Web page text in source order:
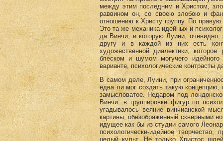
между этим последним и Христом,
раввином он, со своею злобою и
отношению к Христу группу. По
Это та же механика идейных и
да Винчи, и которую Луини, очевидно,
другу и в каждой из них есть
художественной диалектики,
блеском и шумом могучего
варианте, психологические контрасты
В самом деле, Луини, при
едва ли мог создать такую
замысловатое. Недаром под
Винчи: в группировке фигур по
угадывалось веяние винчианской
картины, обезображенный скверными
идущее как бы из студии самого
психологически-идейное
целый культ. Не только Христос